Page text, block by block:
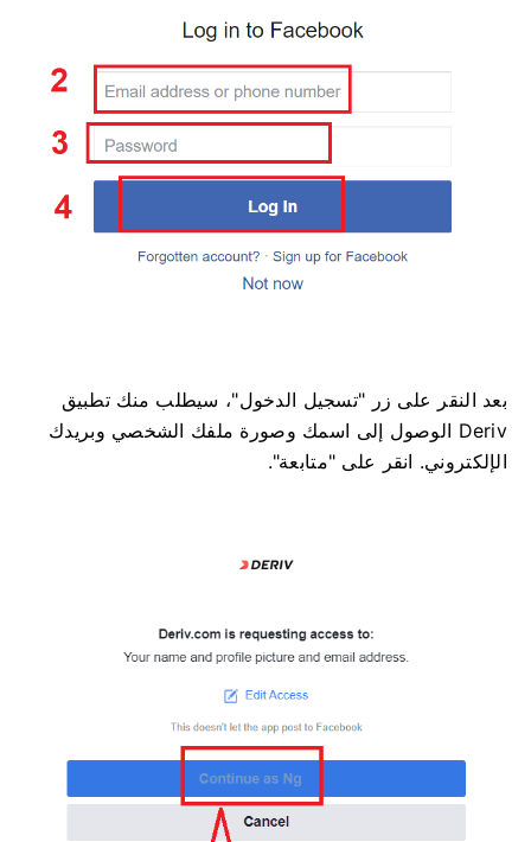
بعد النقر على زر "تسجيل الدخول"، سيطلب منك تطبيق
Deriv الوصول إلى اسمك وصورة ملفك الشخصي وبريدك
الإلكتروني. انقر على "متابعة".